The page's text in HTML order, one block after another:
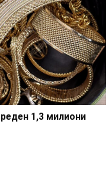
1,3 милиони